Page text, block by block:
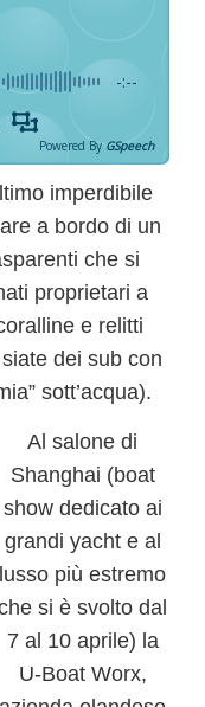
-:--
Powered By GSpeech
imperdibile
a bordo di un
che si
proprietari a
e relitti
dei sub con
sott’acqua).
Al salone di
Shanghai (boat
show dedicato ai
grandi yacht e al
lusso più estremo
si è svolto dal
7 al 10 aprile) la
U-Boat Worx,